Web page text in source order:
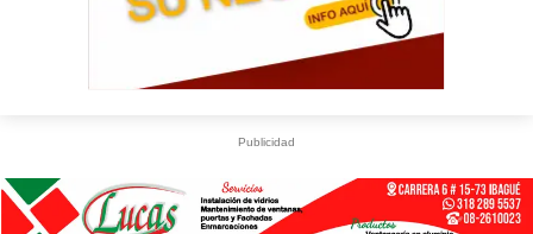
Publicidad